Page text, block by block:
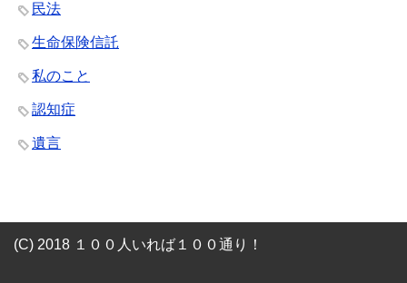
民法
生命保険信託
私のこと
認知症
遺言
(C) 2018 １００人いれば１００通り！